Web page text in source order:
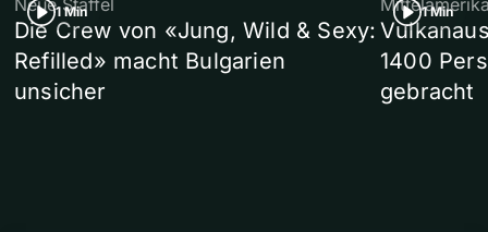
1 Min
Neue Staffel
Die Crew von «Jung, Wild & Sexy:
Refilled» macht Bulgarien
unsicher
1 Min
1400
gebracht